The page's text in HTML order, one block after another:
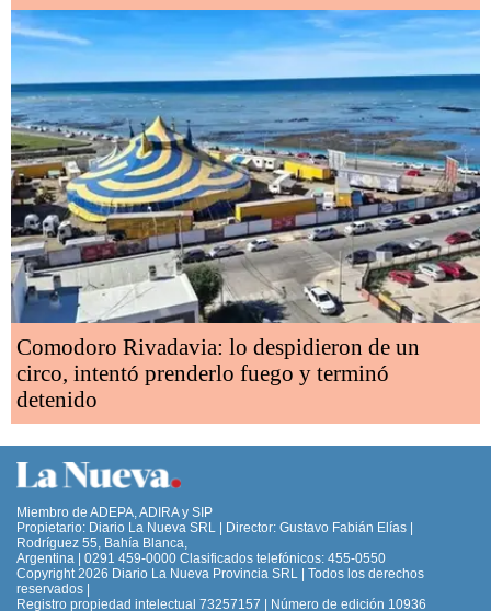
Comodoro Rivadavia: lo despidieron de un
circo, intentó prenderlo fuego y terminó
detenido
Miembro de ADEPA, ADIRA y SIP
Propietario: Diario La Nueva SRL | Director: Gustavo Fabián Elías |
Rodríguez 55, Bahía Blanca,
Argentina | 0291 459-0000 Clasificados telefónicos: 455-0550
Copyright 2026 Diario La Nueva Provincia SRL | Todos los derechos
reservados |
Registro propiedad intelectual 73257157 | Número de edición 10936